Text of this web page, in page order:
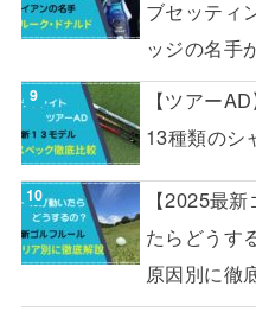
ブセッティ
ッジの名手
【ツアー
13種類のシ
【2025最
たらどうす
原因別に徹